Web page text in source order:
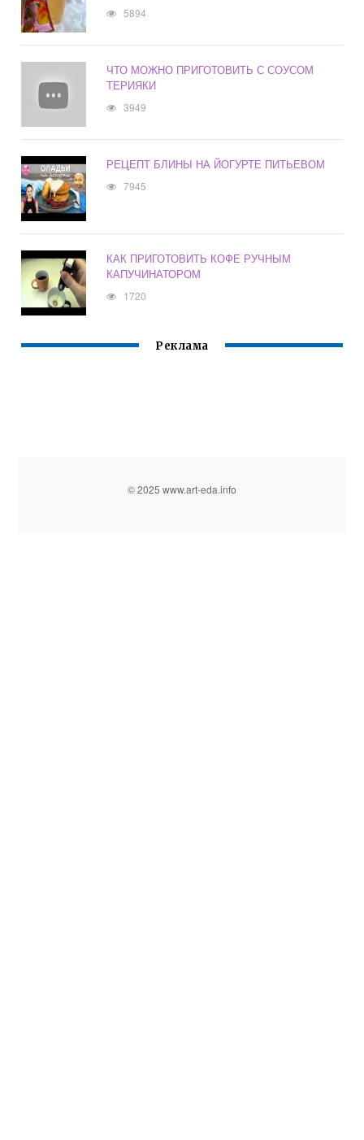
5894
ЧТО МОЖНО ПРИГОТОВИТЬ С СОУСОМ
ТЕРИЯКИ
3949
РЕЦЕПТ БЛИНЫ НА ЙОГУРТЕ ПИТЬЕВОМ
7945
КАК ПРИГОТОВИТЬ КОФЕ РУЧНЫМ
КАПУЧИНАТОРОМ
1720
Реклама
© 2025 www.art-eda.info